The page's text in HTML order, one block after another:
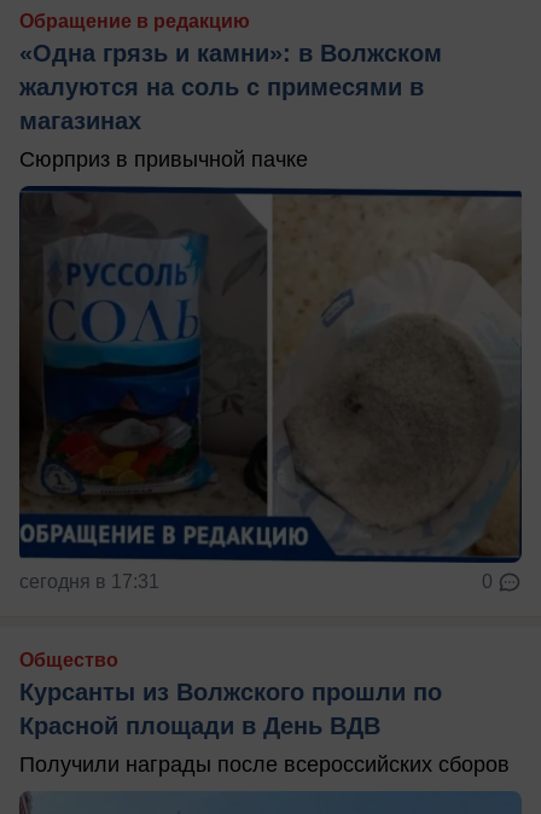
Обращение в редакцию
«Одна грязь и камни»: в Волжском
жалуются на соль с примесями в
магазинах
Сюрприз в привычной пачке
сегодня в 17:31 0
Общество
Курсанты из Волжского прошли по
Красной площади в День ВДВ
Получили награды после всероссийских сборов